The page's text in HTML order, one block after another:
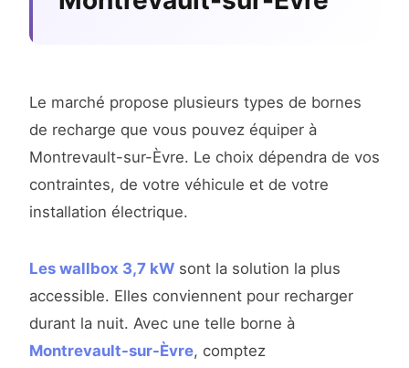
Le marché propose plusieurs types de bornes
de recharge que vous pouvez équiper à
Montrevault-sur-Èvre. Le choix dépendra de vos
contraintes, de votre véhicule et de votre
installation électrique.
Les wallbox 3,7 kW sont la solution la plus
accessible. Elles conviennent pour recharger
durant la nuit. Avec une telle borne à
Montrevault-sur-Èvre, comptez